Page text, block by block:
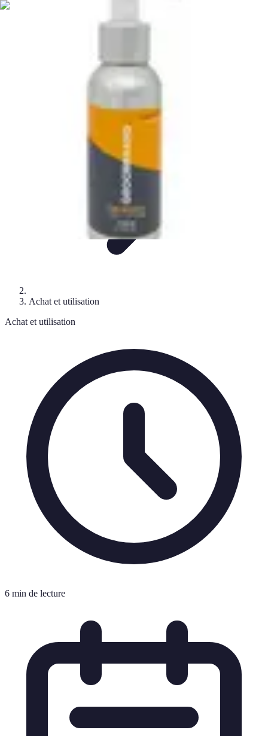
Mon CBD Pro
Utilisation du CBD Achat
Achat et utilisation
Achat et utilisation
6 min de lecture